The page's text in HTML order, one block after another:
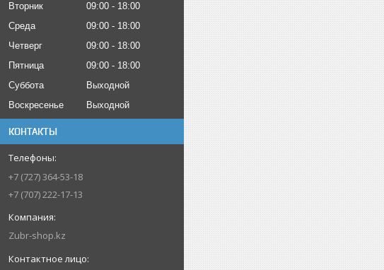
Вторник
09:00
18:00
Среда
09:00
18:00
Четверг
09:00
18:00
Пятница
09:00
18:00
Суббота
Выходной
Воскресенье
Выходной
КОНТАКТЫ
+7 (727) 364-53-18
+7 (707) 222-17-13
Zubr-shop.kz